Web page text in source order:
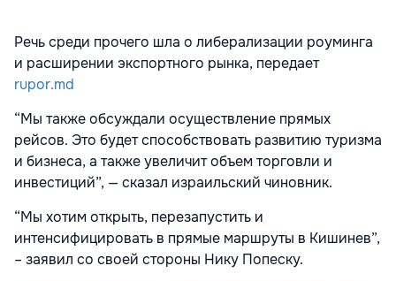
Речь среди прочего шла о либерализации роуминга
и расширении экспортного рынка, передает
rupor.md
“Мы также обсуждали осуществление прямых
рейсов. Это будет способствовать развитию туризма
и бизнеса, а также увеличит объем торговли и
инвестиций”, — сказал израильский чиновник.
“Мы хотим открыть, перезапустить и
интенсифицировать в прямые маршруты в Кишинев”,
– заявил со своей стороны Нику Попеску.